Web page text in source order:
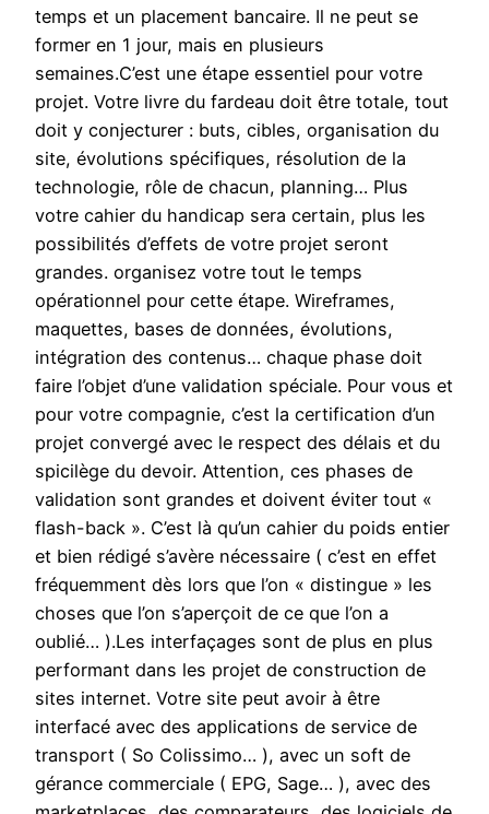
temps et un placement bancaire. Il ne peut se
former en 1 jour, mais en plusieurs
semaines.C’est une étape essentiel pour votre
projet. Votre livre du fardeau doit être totale, tout
doit y conjecturer : buts, cibles, organisation du
site, évolutions spécifiques, résolution de la
technologie, rôle de chacun, planning… Plus
votre cahier du handicap sera certain, plus les
possibilités d’effets de votre projet seront
grandes. organisez votre tout le temps
opérationnel pour cette étape. Wireframes,
maquettes, bases de données, évolutions,
intégration des contenus… chaque phase doit
faire l’objet d’une validation spéciale. Pour vous et
pour votre compagnie, c’est la certification d’un
projet convergé avec le respect des délais et du
spicilège du devoir. Attention, ces phases de
validation sont grandes et doivent éviter tout «
flash-back ». C’est là qu’un cahier du poids entier
et bien rédigé s’avère nécessaire ( c’est en effet
fréquemment dès lors que l’on « distingue » les
choses que l’on s’aperçoit de ce que l’on a
oublié… ).Les interfaçages sont de plus en plus
performant dans les projet de construction de
sites internet. Votre site peut avoir à être
interfacé avec des applications de service de
transport ( So Colissimo… ), avec un soft de
gérance commerciale ( EPG, Sage… ), avec des